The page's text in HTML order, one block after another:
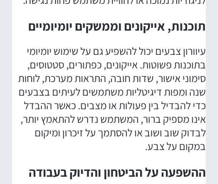
תוכנות, אייקונים וממשקים יומיומיים
עיוורון צבעים יכול להשפיע גם על שימוש יומיומי
בתוכנות פשוטות. אייקונים, כפתורים, סטטוסים,
סימוני אישור, שדות חובה, התראות מערכת, לוחות
שנה ומפות דיגיטליות משתמשים לעיתים בצבעים
כדי להבדיל בין פעולות או מצבים. כאשר ההבדל
אינו מספיק ברור, המשתמש נדרש להתאמץ יותר,
לבדוק שוב ושוב או להסתמך על זיכרון ומיקום
במקום על צבע.
ההשפעה על הביטחון והדיוק בעבודה